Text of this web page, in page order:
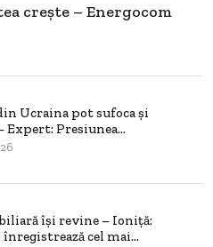
crește – Energocom
Ucraina pot sufoca și
Expert: Presiunea...
își revine – Ioniță:
cel mai...